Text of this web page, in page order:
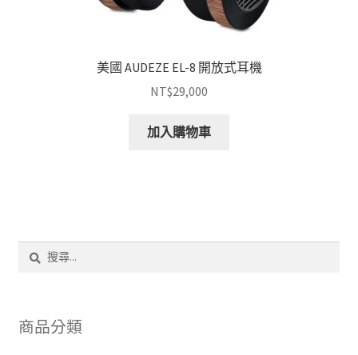
美國 AUDEZE EL-8 開放式耳機
NT$29,000
加入購物車
字:
商品分類